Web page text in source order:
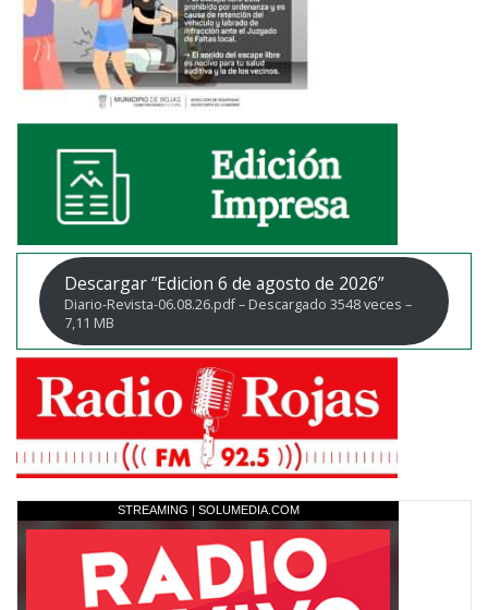
Descargar “Edicion 6 de agosto de 2026”
Diario-Revista-06.08.26.pdf – Descargado 3548 veces –
7,11 MB